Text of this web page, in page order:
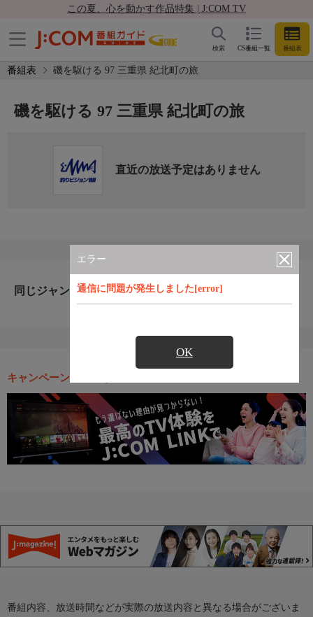
この夏、心を動かす作品特集 | J:COM TV
CS番組一覧 番組表
検索
番組表 磯を駆ける 97 三重県 紀北町の旅
エラー
通信に問題が発生しました[error]
OK
磯を駆ける 97 三重県 紀北町の旅
直近の放送予定はありません
同じジャンルのおすすめ番組
キャンペーン・お得な情報
番組内容、放送時間などが実際の放送内容と異なる場合がございま